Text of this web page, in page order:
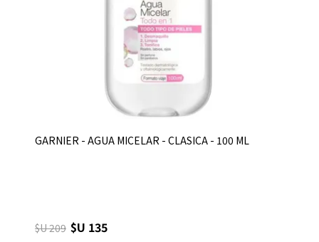
GARNIER - AGUA MICELAR - CLASICA - 100 ML
$U 209 $U 135